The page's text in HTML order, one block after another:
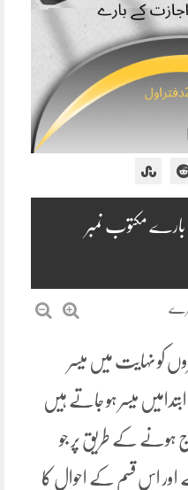
مکتوب نمبر
کو نہایت میں میسر
میسر ہو جاتے ہیں
ہونے کے طریق پر جو
اس قسم کے احوال کا